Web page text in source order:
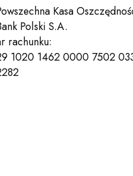
Kasa
Polski S.A.
rachunku:
1020 1462 0000 7502